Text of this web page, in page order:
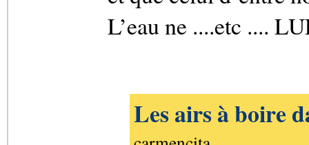
L’eau ne ....etc ....
Les airs à boire